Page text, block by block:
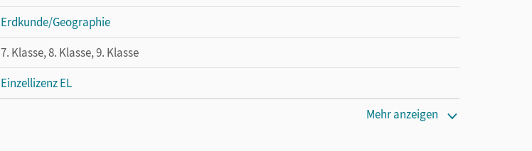
Erdkunde/Geographie
7. Klasse, 8. Klasse, 9. Klasse
Einzellizenz EL
Mehr anzeigen